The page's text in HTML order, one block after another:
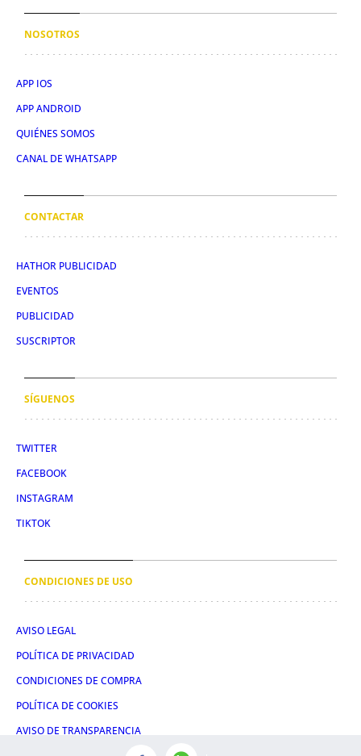
NOSOTROS
APP IOS
APP ANDROID
QUIÉNES SOMOS
CANAL DE WHATSAPP
CONTACTAR
HATHOR PUBLICIDAD
EVENTOS
PUBLICIDAD
SUSCRIPTOR
SÍGUENOS
TWITTER
FACEBOOK
INSTAGRAM
TIKTOK
CONDICIONES DE USO
AVISO LEGAL
POLÍTICA DE PRIVACIDAD
CONDICIONES DE COMPRA
POLÍTICA DE COOKIES
AVISO DE TRANSPARENCIA